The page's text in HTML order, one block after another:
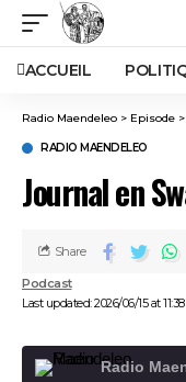
ACCUEIL
Radio Maendeleo > Episode >
RADIO MAENDELEO
Journal en
Last updated: 2026/06/15 at
Podcast
Share
Radio